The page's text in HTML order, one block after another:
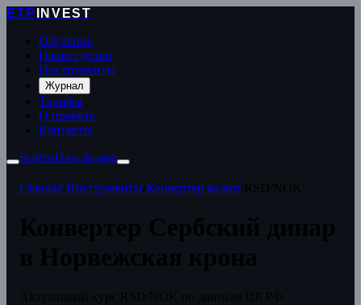
ETP
INVEST
Обучение
Наши сделки
Инструменты
Журнал
Тарифы
О проекте
Контакты
ВойтиПлатформа
Главная Инструменты Конвертер валют